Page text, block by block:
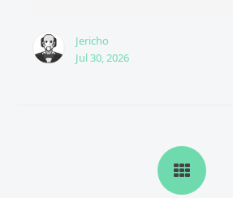
Jericho
Jul 30, 2026